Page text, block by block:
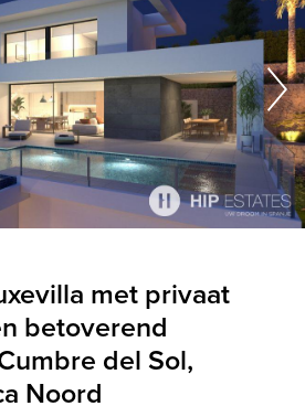
met privaat
betoverend
del Sol,
Noord